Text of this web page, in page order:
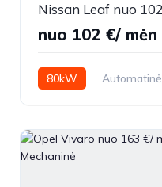
nuo 102 €/ mėn
80kW Automatinė